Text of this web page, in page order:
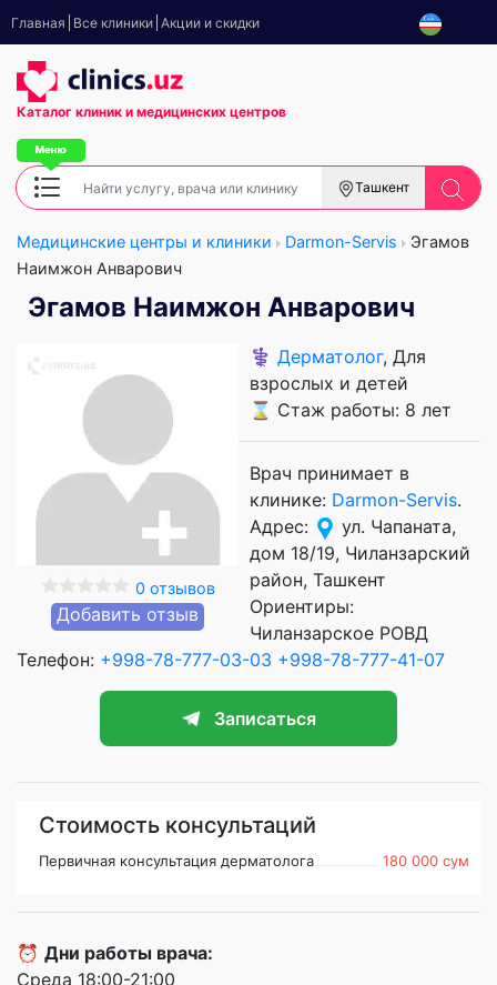
Главная Все клиники Акции и скидки
Каталог клиник и медицинских центров
Ташкент
Медицинские центры и клиники Darmon-Servis
Эгамов
Наимжон Анварович
Эгамов Наимжон Анварович
0 отзывов
Добавить отзыв
⚕️ Дерматолог, Для
взрослых и детей
⌛ Стаж работы: 8 лет
Врач принимает в
клинике: Darmon-Servis.
Адрес:
ул. Чапаната,
дом 18/19, Чиланзарский
район, Ташкент
Ориентиры:
Чиланзарское РОВД
Телефон: +998-78-777-03-03 +998-78-777-41-07
Записаться
Стоимость консультаций
Первичная консультация дерматолога 180 000 сум
⏰ Дни работы врача:
Среда 18:00-21:00